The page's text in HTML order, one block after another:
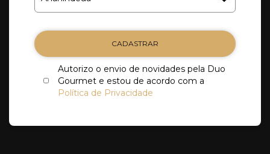
CADASTRAR
Autorizo o envio de novidades pela Duo
Gourmet e estou de acordo com a
Política de Privacidade